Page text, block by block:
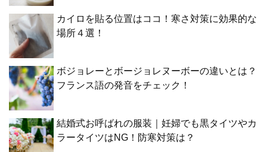
カイロを貼る位置はココ！寒さ対策に効果的な
場所４選！
ボジョレーとボージョレヌーボーの違いとは？
フランス語の発音をチェック！
結婚式お呼ばれの服装｜妊婦でも黒タイツやカ
ラータイツはNG！防寒対策は？